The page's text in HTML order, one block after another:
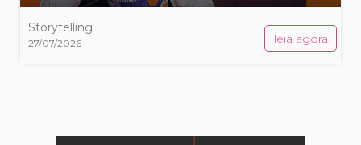
Storytelling
27/07/2026 leia agora